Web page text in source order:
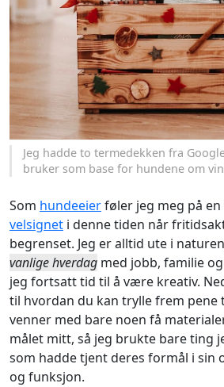
Jeg hadde to termedekken fra
bruker som base for hundene om
Som hundeeierføler jeg meg på
velsignet i denne tiden når
begrenset. Jeg er alltid ute i
vanlige hverdag med jobb, familie
jeg fortsatt tid til å være kreativ.
til hvordan du kan trylle frem
venner med bare noen få
målet mitt, så jeg brukte bare ting
som hadde tjent deres formål i sin
og funksjon.